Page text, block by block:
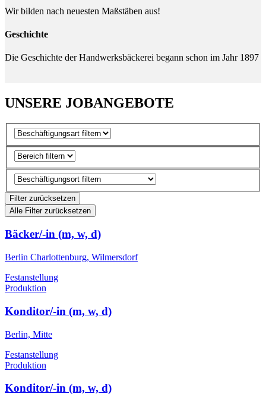
Wir bilden nach neuesten Maßstäben aus!
Geschichte
Die Geschichte der Handwerksbäckerei begann schon im Jahr 1897
UNSERE JOBANGEBOTE
Filter zurücksetzen
Alle Filter zurücksetzen
Bäcker/-in (m, w, d)
Berlin Charlottenburg, Wilmersdorf
Festanstellung
Produktion
Konditor/-in (m, w, d)
Berlin, Mitte
Festanstellung
Produktion
Konditor/-in (m, w, d)